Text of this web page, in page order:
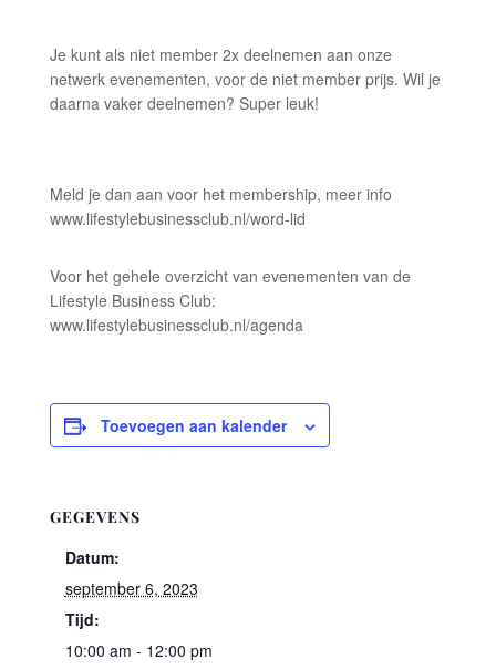
Je kunt als niet member 2x deelnemen aan onze
netwerk evenementen, voor de niet member prijs. Wil je
daarna vaker deelnemen? Super leuk!
Meld je dan aan voor het membership, meer info
www.lifestylebusinessclub.nl/word-lid
Voor het gehele overzicht van evenementen van de
Lifestyle Business Club:
www.lifestylebusinessclub.nl/agenda
Toevoegen aan kalender
GEGEVENS
Datum:
september 6, 2023
Tijd:
10:00 am - 12:00 pm